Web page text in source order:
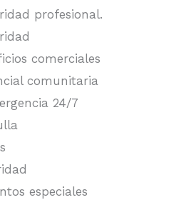
profesional.
comerciales
comunitaria
24/7
especiales